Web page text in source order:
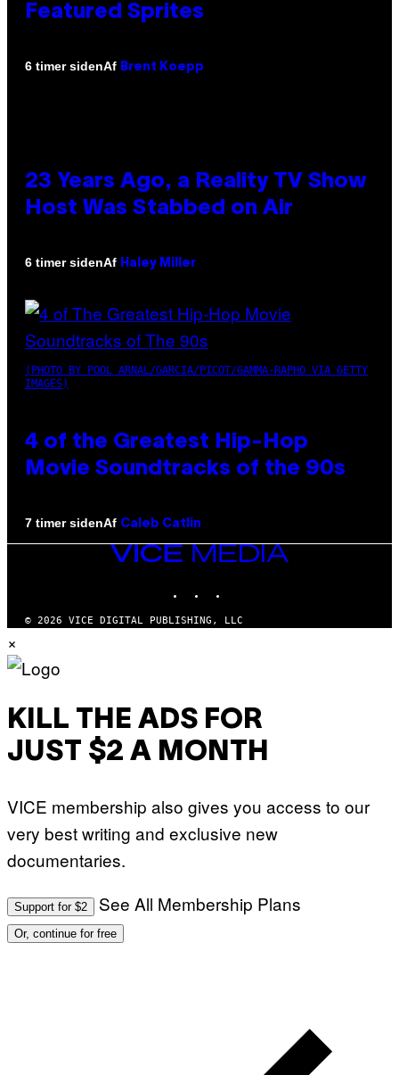
Featured Sprites
6 timer sidenAf Brent Koepp
23 Years Ago, a Reality TV Show
Host Was Stabbed on Air
6 timer sidenAf Haley Miller
(PHOTO BY POOL ARNAL/GARCIA/PICOT/GAMMA-RAPHO VIA GETTY
IMAGES)
4 of the Greatest Hip-Hop
Movie Soundtracks of the 90s
7 timer sidenAf Caleb Catlin
VICE
MEDIA
© 2026 VICE DIGITAL PUBLISHING, LLC
×
KILL THE ADS FOR
JUST $2 A MONTH
VICE membership also gives you access to our
very best writing and exclusive new
documentaries.
Support for $2 See All Membership Plans
Or, continue for free